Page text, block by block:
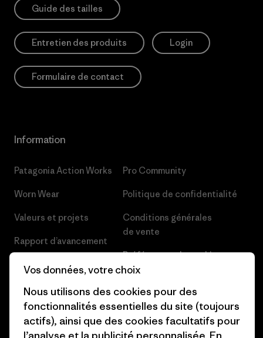
Guide des tailles
Entretien des produits Login
Formulaire de contact
Information
Patagonia Action Works
Worn Wear
Valeurs et projets
Rapport d’avancement
Business Unusual
Objectifs climatiques
1% For The Planet
Comment nous finançons
Pro Community
Politique de confidentialité
Conditions générales
de vente
Préférences de cookie
Presse et media
Industry program
Vos données, votre choix
Nous utilisons des cookies pour des
fonctionnalités essentielles du site (toujours
actifs), ainsi que des cookies facultatifs pour